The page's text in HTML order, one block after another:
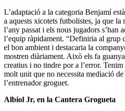
L’adaptació a la categoria Benjamí
a aquests xicotets futbolistes, ja que
l’any passat i els nous jugadors s’han
l’equip ràpidament. “Definiria al grup
el bon ambient i destacaria la
mostren diàriament. Això els fa
creatius i no tindre por a l’error.
molt unit que no necessita mediació
l’entrenador groguet.
Albiol Jr, en la Cantera Grogueta